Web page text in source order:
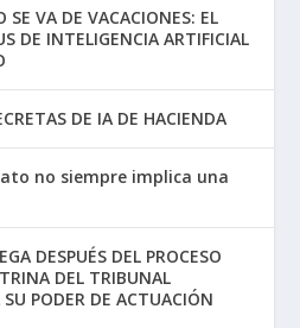
SE VA DE VACACIONES: EL
DE INTELIGENCIA ARTIFICIAL
DE IA DE HACIENDA
no siempre implica una
DESPUÉS DEL PROCESO
DEL TRIBUNAL
PODER DE ACTUACIÓN